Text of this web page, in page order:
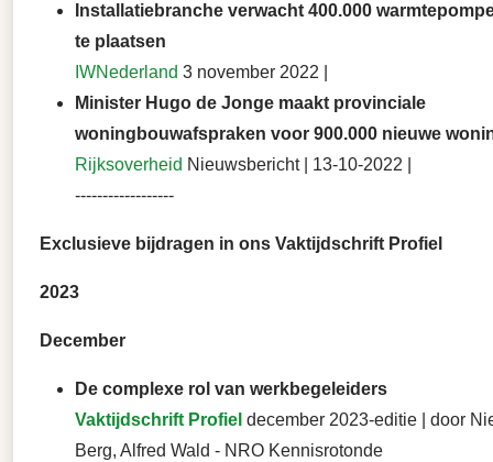
Installatiebranche verwacht 400.000
te plaatsen
IWNederland 3 november 2022 |
Minister Hugo de Jonge maakt provinciale
woningbouwafspraken voor 900.000 nieuwe
Rijksoverheid Nieuwsbericht | 13-10-2022 |
------------------
Exclusieve bijdragen in ons Vaktijdschrift Profiel
2023
December
De complexe rol van werkbegeleiders
Vaktijdschrift Profiel december 2023-editie | door
Berg, Alfred Wald - NRO Kennisrotonde